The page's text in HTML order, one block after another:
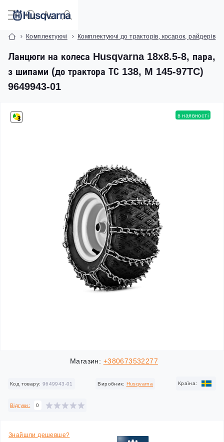
Комплектуючі Комплектуючі до тракторів, косарок, райдерів
Ланцюги на колеса Husqvarna 18x8.5-8, пара,
з шипами (до трактора ТС 138, M 145-97TC)
9649943-01
в наявності
Магазин: +380673532277
Код товару: 9649943-01 Виробник: Husqvarna Країна:
Відгуки: 0
Знайшли дешевше?